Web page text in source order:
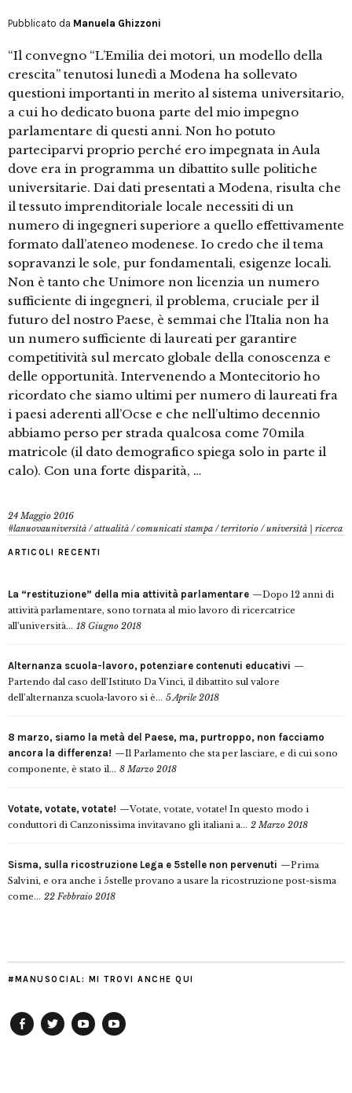
Pubblicato da Manuela Ghizzoni
“Il convegno “L’Emilia dei motori, un modello della
crescita” tenutosi lunedì a Modena ha sollevato
questioni importanti in merito al sistema universitario,
a cui ho dedicato buona parte del mio impegno
parlamentare di questi anni. Non ho potuto
parteciparvi proprio perché ero impegnata in Aula
dove era in programma un dibattito sulle politiche
universitarie. Dai dati presentati a Modena, risulta che
il tessuto imprenditoriale locale necessiti di un
numero di ingegneri superiore a quello effettivamente
formato dall’ateneo modenese. Io credo che il tema
sopravanzi le sole, pur fondamentali, esigenze locali.
Non è tanto che Unimore non licenzia un numero
sufficiente di ingegneri, il problema, cruciale per il
futuro del nostro Paese, è semmai che l’Italia non ha
un numero sufficiente di laureati per garantire
competitività sul mercato globale della conoscenza e
delle opportunità. Intervenendo a Montecitorio ho
ricordato che siamo ultimi per numero di laureati fra
i paesi aderenti all’Ocse e che nell’ultimo decennio
abbiamo perso per strada qualcosa come 70mila
matricole (il dato demografico spiega solo in parte il
calo). Con una forte disparità, …
24 Maggio 2016
#lanuovauniversità /attualità /comunicati stampa /territorio /università | ricerca
ARTICOLI RECENTI
La “restituzione” della mia attività parlamentare
Dopo 12 anni di
attività parlamentare, sono tornata al mio lavoro di ricercatrice
all’università... 18 Giugno 2018
Alternanza scuola-lavoro, potenziare contenuti educativi
Partendo dal caso dell’Istituto Da Vinci, il dibattito sul valore
dell’alternanza scuola-lavoro si è... 5 Aprile 2018
8 marzo, siamo la metà del Paese, ma, purtroppo, non facciamo
ancora la differenza!
Il Parlamento che sta per lasciare, e di cui sono
componente, è stato il... 8 Marzo 2018
Votate, votate, votate!
Votate, votate, votate! In questo modo i
conduttori di Canzonissima invitavano gli italiani a... 2 Marzo 2018
Sisma, sulla ricostruzione Lega e 5stelle non pervenuti
Prima
Salvini, e ora anche i 5stelle provano a usare la ricostruzione post-sisma
come... 22 Febbraio 2018
#MANUSOCIAL: MI TROVI ANCHE QUI